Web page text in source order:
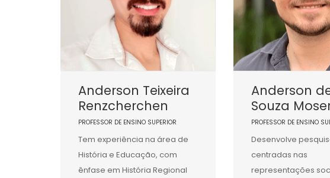
Anderson Teixeira
Renzcherchen
PROFESSOR DE ENSINO SUPERIOR
Tem experiência na área de
História e Educação, com
ênfase em História Regional
Anderson
Souza
PROFESSOR DE ENSINO
Desenvolve
centradas nas
representações